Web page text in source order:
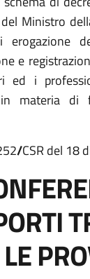
Ministro
erogazione
e
ed i
materia di
/CSR del 18